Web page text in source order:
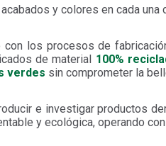
y colores en cada
con los procesos de
de material 100%
verdes sin comprometer la
e investigar productos
y ecológica, operando